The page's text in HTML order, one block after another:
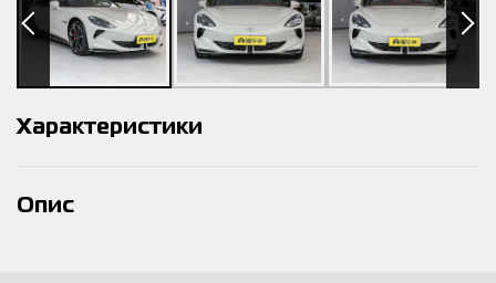
Характеристики
Опис